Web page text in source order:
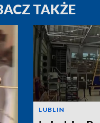
TAKŻE
LUBLIN